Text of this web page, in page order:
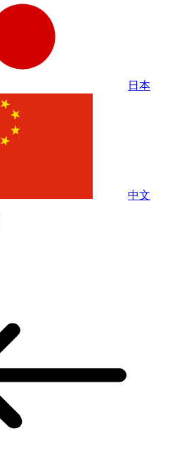
日本
中文